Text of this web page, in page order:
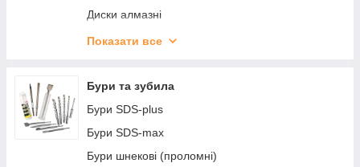
Диски алмазні
Чашки шліфувальні
Показати все
Бури та зубила
Бури SDS-plus
Бури SDS-max
Бури шнекові (проломні)